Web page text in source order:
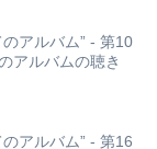
のアルバム” - 第10
アルバムの聴き
のアルバム” - 第16